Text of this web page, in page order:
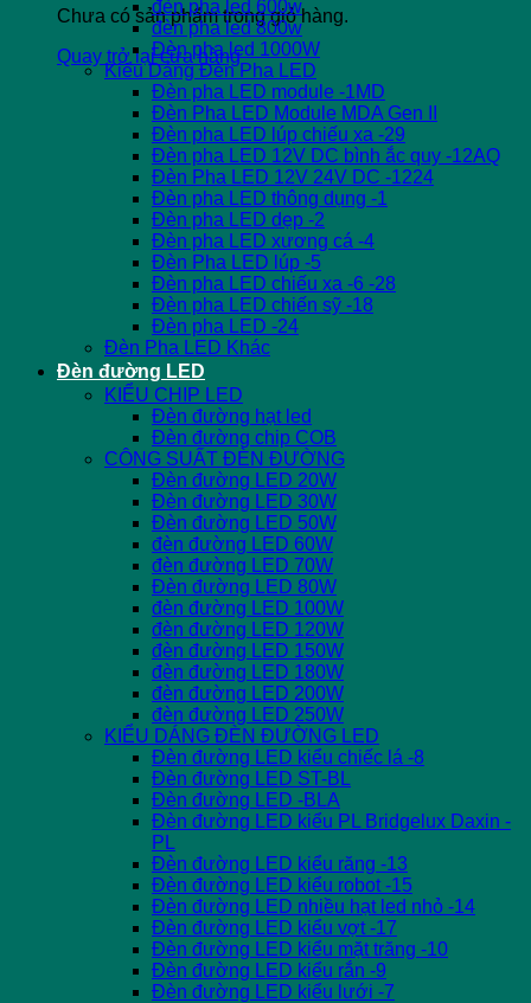
Chưa có sản phẩm trong giỏ hàng.
Quay trở lại cửa hàng
đèn pha led 600w
đèn pha led 800w
Đèn pha led 1000W
Kiểu Dáng Đèn Pha LED
Đèn pha LED module -1MD
Đèn Pha LED Module MDA Gen II
Đèn pha LED lúp chiếu xa -29
Đèn pha LED 12V DC bình ắc quy -12AQ
Đèn Pha LED 12V 24V DC -1224
Đèn pha LED thông dụng -1
Đèn pha LED dẹp -2
Đèn pha LED xương cá -4
Đèn Pha LED lúp -5
Đèn pha LED chiếu xa -6 -28
Đèn pha LED chiến sỹ -18
Đèn pha LED -24
Đèn Pha LED Khác
Đèn đường LED
KIỂU CHIP LED
Đèn đường hạt led
Đèn đường chip COB
CÔNG SUẤT ĐÈN ĐƯỜNG
Đèn đường LED 20W
Đèn đường LED 30W
Đèn đường LED 50W
đèn đường LED 60W
đèn đường LED 70W
Đèn đường LED 80W
đèn đường LED 100W
đèn đường LED 120W
đèn đường LED 150W
đèn đường LED 180W
đèn đường LED 200W
đèn đường LED 250W
KIỂU DÁNG ĐÈN ĐƯỜNG LED
Đèn đường LED kiểu chiếc lá -8
Đèn đường LED ST-BL
Đèn đường LED -BLA
Đèn đường LED kiểu PL Bridgelux Daxin -
PL
Đèn đường LED kiểu răng -13
Đèn đường LED kiểu robot -15
Đèn đường LED nhiều hạt led nhỏ -14
Đèn đường LED kiểu vợt -17
Đèn đường LED kiểu mặt trăng -10
Đèn đường LED kiểu rắn -9
Đèn đường LED kiểu lưới -7